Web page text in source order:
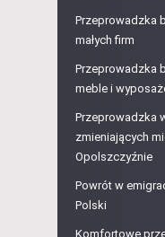
Przeprowadzka
małych firm
Przeprowadzka
meble i
Przeprowadzka
zmieniających
Opolszczyźnie
Powrót w
Polski
Komfortowe